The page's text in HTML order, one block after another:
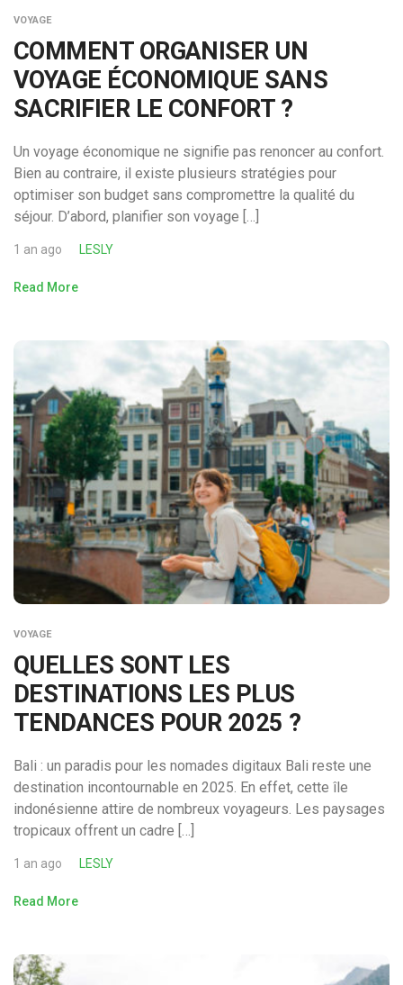
VOYAGE
COMMENT ORGANISER UN
VOYAGE ÉCONOMIQUE SANS
SACRIFIER LE CONFORT ?
Un voyage économique ne signifie pas renoncer au confort.
Bien au contraire, il existe plusieurs stratégies pour
optimiser son budget sans compromettre la qualité du
séjour. D’abord, planifier son voyage […]
1 an ago LESLY
Read More
VOYAGE
QUELLES SONT LES
DESTINATIONS LES PLUS
TENDANCES POUR 2025 ?
Bali : un paradis pour les nomades digitaux Bali reste une
destination incontournable en 2025. En effet, cette île
indonésienne attire de nombreux voyageurs. Les paysages
tropicaux offrent un cadre […]
1 an ago LESLY
Read More